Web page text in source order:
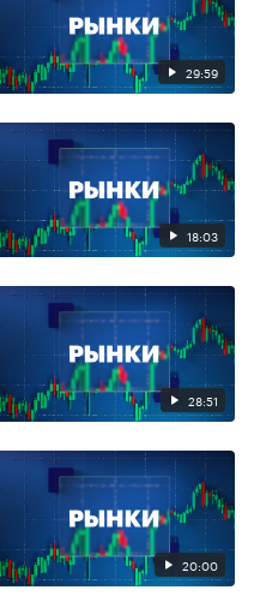
29:59
18:03
28:51
20:00